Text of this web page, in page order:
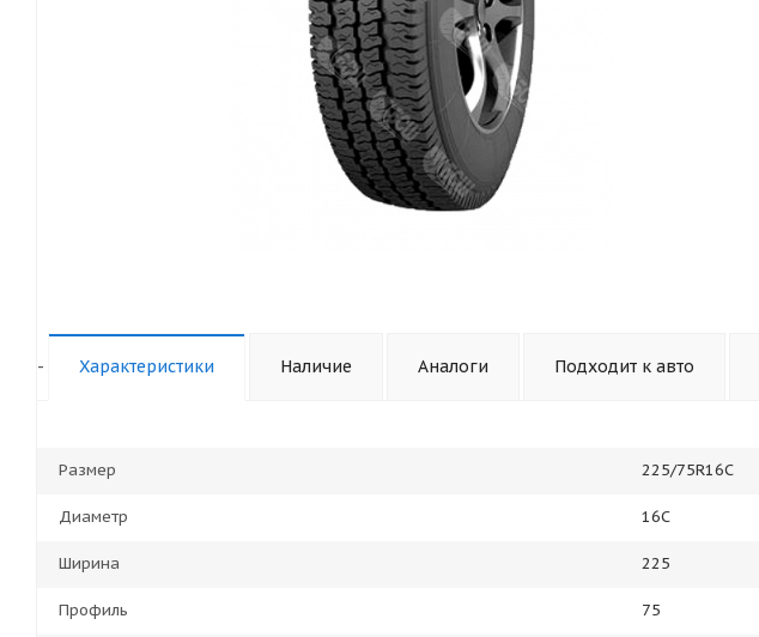
- Характеристики Наличие Аналоги Подходит к авто
Размер 225/75R16C
Диаметр 16С
Ширина 225
Профиль 75